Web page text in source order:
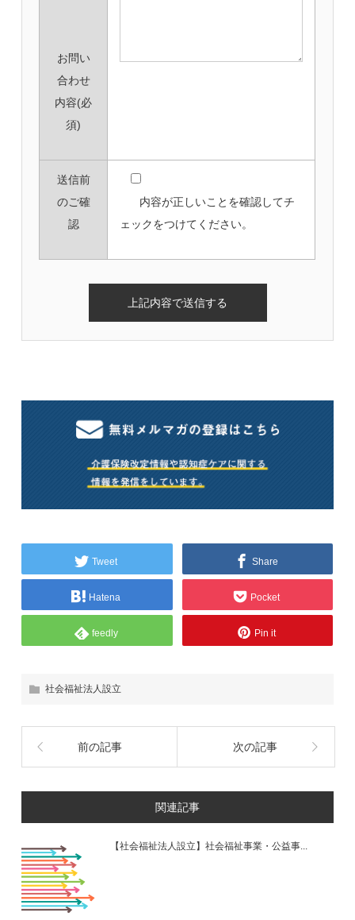
お問い
合わせ
内容(必
須)
送信前
のご確
認
内容が正しいことを確認してチ
ェックをつけてください。
Tweet Share
Hatena Pocket
feedly Pin it
社会福祉法人設立
前の記事 次の記事
関連記事
【社会福祉法人設立】社会福祉事業・公益事...